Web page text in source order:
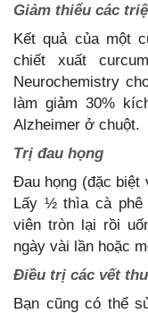
Giảm thiểu các
Kết quả của một
chiết xuất
Neurochemistry
làm giảm 30%
Alzheimer ở chuột.
Trị đau họng
Đau họng (đặc
Lấy ½ thìa cà phê
viên tròn lại rồi
ngày vài lần hoặc
Điều trị các vết
Bạn cũng có thể